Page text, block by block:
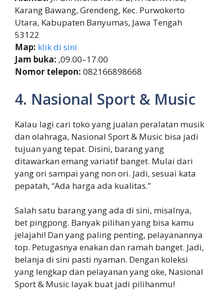
Karang Bawang, Grendeng, Kec. Purwokerto
Utara, Kabupaten Banyumas, Jawa Tengah
53122
Map: klik di sini
Jam buka: ,09.00–17.00
Nomor telepon: 082166898668
4. Nasional Sport & Music
Kalau lagi cari toko yang jualan peralatan musik
dan olahraga, Nasional Sport & Music bisa jadi
tujuan yang tepat. Disini, barang yang
ditawarkan emang variatif banget. Mulai dari
yang ori sampai yang non ori. Jadi, sesuai kata
pepatah, “Ada harga ada kualitas.”
Salah satu barang yang ada di sini, misalnya,
bet pingpong. Banyak pilihan yang bisa kamu
jelajahi! Dan yang paling penting, pelayanannya
top. Petugasnya enakan dan ramah banget. Jadi,
belanja di sini pasti nyaman. Dengan koleksi
yang lengkap dan pelayanan yang oke, Nasional
Sport & Music layak buat jadi pilihanmu!